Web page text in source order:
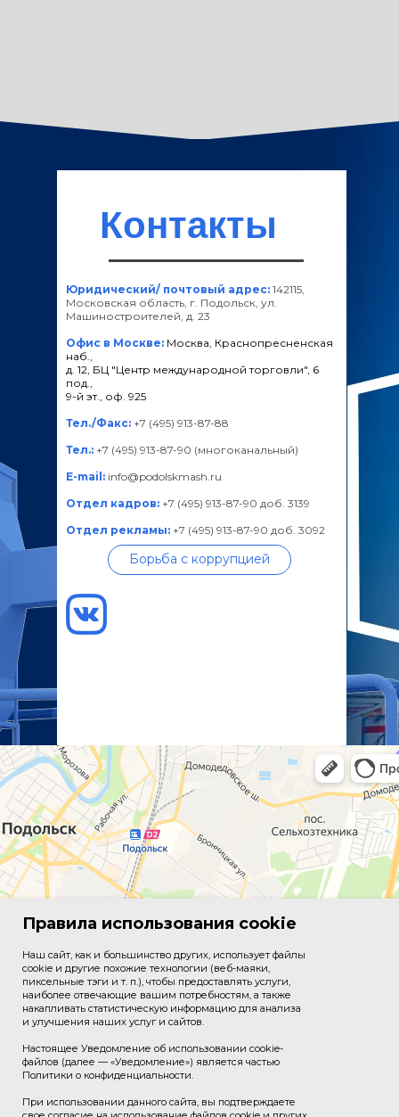
Контакты
Юридический/ почтовый адрес: 142115,
Московская область, г. Подольск, ул.
Машиностроителей, д. 23
Офис в Москве: Москва, Краснопресненская
наб.,
д. 12, БЦ "Центр международной торговли", 6
под.,
9-й эт., оф. 925
Тел./Факс: +7 (495) 913-87-88
Тел.: +7 (495) 913-87-90 (многоканальный)
E-mail: info@podolskmash.ru
Отдел кадров: +7 (495) 913-87-90 доб. 3139
Отдел рекламы: +7 (495) 913-87-90 доб. 3092
Борьба с коррупцией
Правила использования cookie
Наш сайт, как и большинство других, использует файлы
cookie и другие похожие технологии (веб-маяки,
пиксельные тэги и т. п.), чтобы предоставлять услуги,
наиболее отвечающие вашим потребностям, а также
накапливать статистическую информацию для анализа
и улучшения наших услуг и сайтов.
Настоящее Уведомление об использовании cookie-
файлов (далее — «Уведомление») является частью
Политики о конфиденциальности.
При использовании данного сайта, вы подтверждаете